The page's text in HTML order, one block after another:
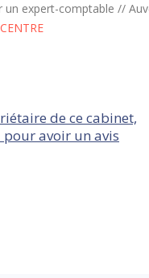
un expert-comptable //
de ce cabinet,
avoir un avis